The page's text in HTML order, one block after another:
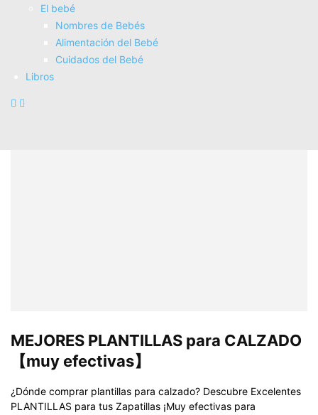
El bebé
Nombres de Bebés
Alimentación del Bebé
Cuidados del Bebé
Libros
Plantillas Ortopédicas: Todo lo que
necesitas saber
dentro de los zapatos para mejorar la postura y reducir el dolor
en los...
MEJORES PLANTILLAS para CALZADO
【muy efectivas】
¿Dónde comprar plantillas para calzado? Descubre Excelentes
PLANTILLAS para tus Zapatillas ¡Muy efectivas para